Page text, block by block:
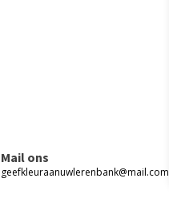
Mail ons
geefkleuraanuwlerenbank@mail.com